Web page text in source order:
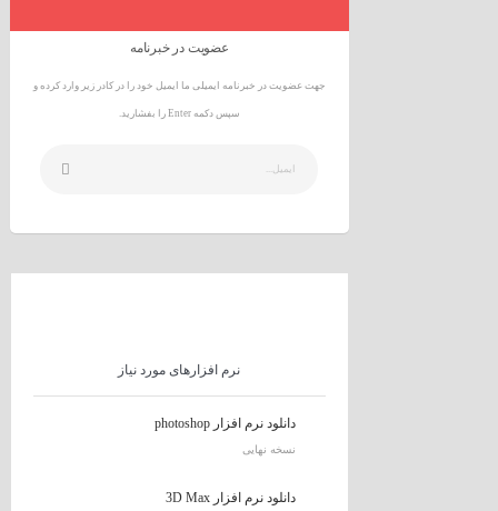
عضویت در خبرنامه
جهت عضویت در خبرنامه ایمیلی ما ایمیل خود را در کادر زیر وارد کرده و
سپس دکمه Enter را بفشارید.
نرم افزارهای مورد نیاز
دانلود نرم افزار photoshop
نسخه نهایی
دانلود نرم افزار 3D Max